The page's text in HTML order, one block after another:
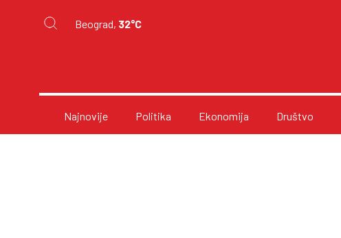
Beograd, 32°C
Najnovije Politika Ekonomija Društvo